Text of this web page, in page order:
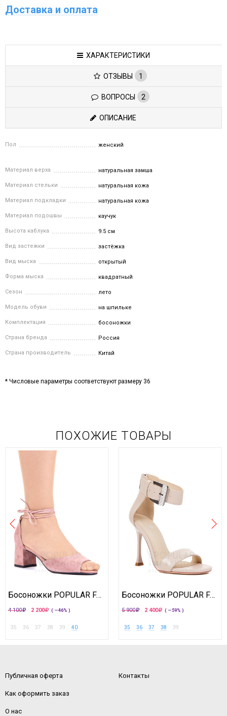
Доставка и оплата
ХАРАКТЕРИСТИКИ
ОТЗЫВЫ 1
ВОПРОСЫ 2
ОПИСАНИЕ
Пол женский
Материал верха натуральная замша
Материал стельки натуральная кожа
Материал подкладки натуральная кожа
Материал подошвы каучук
Высота каблука 9.5 см
Вид застежки застёжка
Вид мыска открытый
Форма мыска квадратный
Сезон лето
Модель обуви на шпильке
Комплектация босоножки
Страна бренда Россия
Страна производитель Китай
* Числовые параметры соответствуют размеру 36
ПОХОЖИЕ ТОВАРЫ
Босоножки POPULAR FASHION
4 100 2 200 ( —46% )
35 36 37 38 39 40
Босоножки POPULAR FASHION
5 900 2 400 ( —59% )
35 36 37 38 39
Публичная оферта
Как оформить заказ
О нас
Контакты